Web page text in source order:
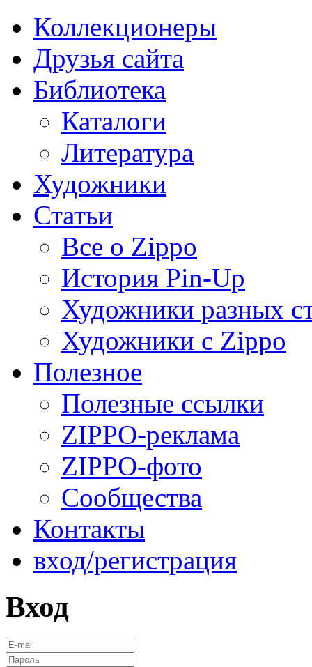
Коллекционеры
Друзья сайта
Библиотека
Каталоги
Литература
Художники
Статьи
Все о Zippo
История Pin-Up
Художники разных
Художники с Zippo
Полезное
Полезные ссылки
ZIPPO-реклама
ZIPPO-фото
Сообщества
Контакты
вход/регистрация
Вход